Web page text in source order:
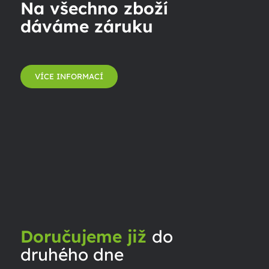
Na všechno zboží
dáváme záruku
VÍCE INFORMACÍ
Doručujeme již do
druhého dne